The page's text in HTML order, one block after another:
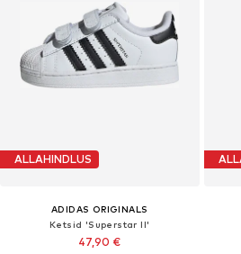
ALLAHINDLUS
ADIDAS ORIGINALS
Ketsid 'Superstar II'
47,90 €